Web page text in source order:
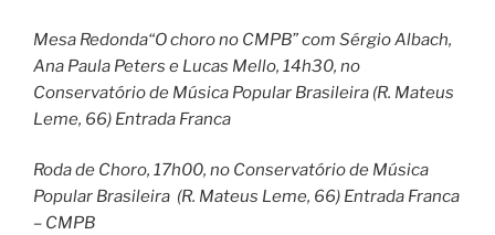
Mesa Redonda“O choro no CMPB” com Sérgio Albach,
Ana Paula Peters e Lucas Mello, 14h30, no
Conservatório de Música Popular Brasileira (R. Mateus
Leme, 66) Entrada Franca
Roda de Choro, 17h00, no Conservatório de Música
Popular Brasileira (R. Mateus Leme, 66) Entrada Franca
– CMPB